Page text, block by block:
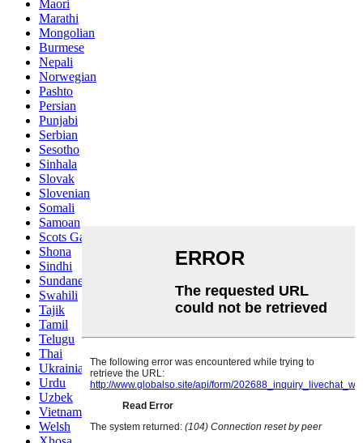
Maori
Marathi
Mongolian
Burmese
Nepali
Norwegian
Pashto
Persian
Punjabi
Serbian
Sesotho
Sinhala
Slovak
Slovenian
Somali
Samoan
Scots Gaelic
Shona
Sindhi
Sundanese
Swahili
Tajik
Tamil
Telugu
Thai
Ukrainian
Urdu
Uzbek
Vietnamese
Welsh